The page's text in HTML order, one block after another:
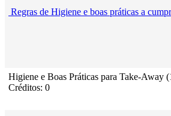
Regras de Higiene e boas práticas a
Higiene e Boas Práticas para Take-Away
Créditos: 0